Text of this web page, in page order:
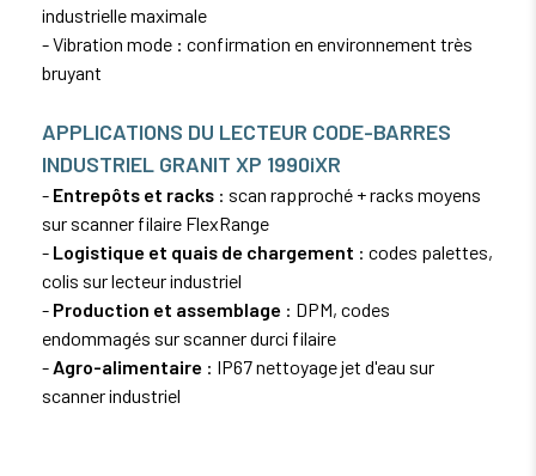
industrielle maximale
- Vibration mode : confirmation en environnement très
bruyant
APPLICATIONS DU LECTEUR CODE-BARRES
INDUSTRIEL GRANIT XP 1990iXR
- Entrepôts et racks : scan rapproché + racks moyens
sur scanner filaire FlexRange
- Logistique et quais de chargement : codes palettes,
colis sur lecteur industriel
- Production et assemblage : DPM, codes
endommagés sur scanner durci filaire
- Agro-alimentaire : IP67 nettoyage jet d'eau sur
scanner industriel